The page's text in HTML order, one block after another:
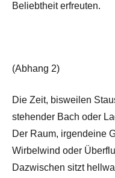
Beliebtheit erfreuten.
(Abhang 2)
Die Zeit, bisweilen
stehender Bach oder
Der Raum, irgendeine
Wirbelwind oder
Dazwischen sitzt